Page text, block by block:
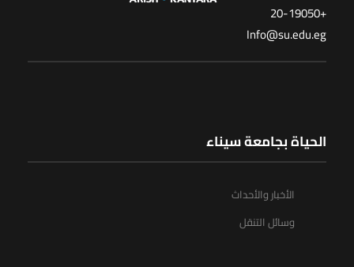
+20-19050
Info@su.edu.eg
الحياة بجامعة سيناء
الأخبار والأحداث
وسائل التنقل